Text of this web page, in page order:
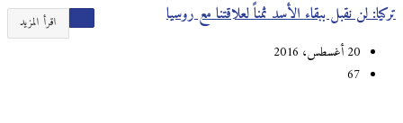
اقرأ المزيد تركيا: لن نقبل ببقاء الأسد ثمناً لعلاقتنا مع روسيا
20 أغسطس، 2016
67